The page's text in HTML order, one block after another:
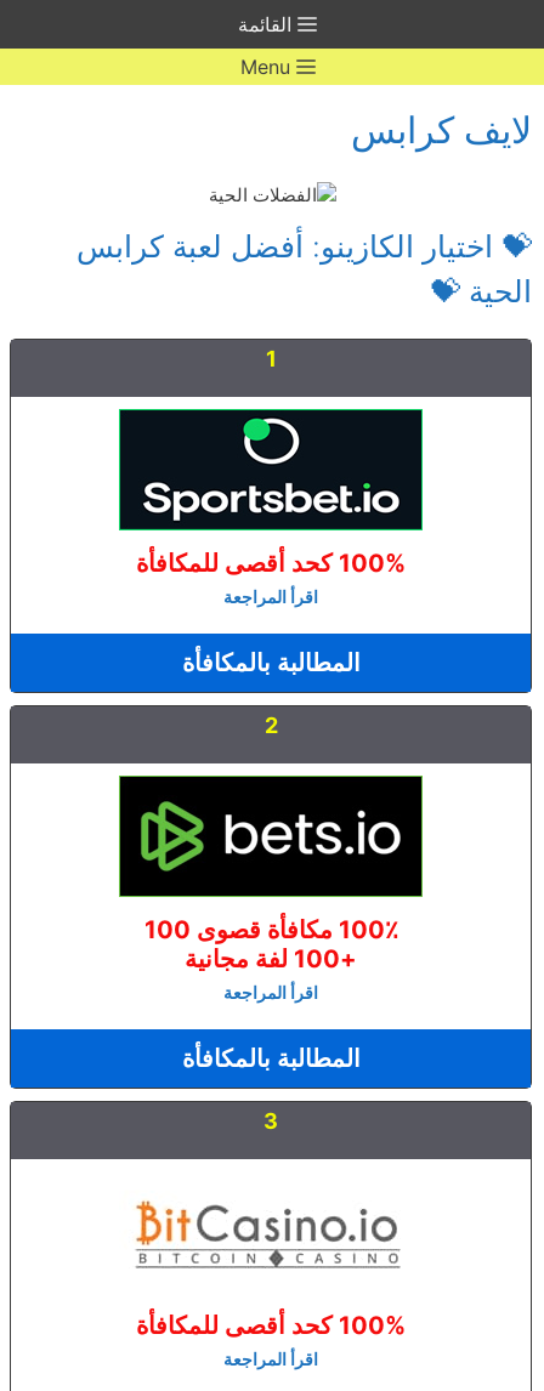
القائمة
Menu
لايف كرابس
💝 اختيار الكازينو: أفضل لعبة كرابس
الحية 💝
1
100% كحد أقصى للمكافأة
اقرأ المراجعة
المطالبة بالمكافأة
2
100٪ مكافأة قصوى 100
+100 لفة مجانية
اقرأ المراجعة
المطالبة بالمكافأة
3
100% كحد أقصى للمكافأة
اقرأ المراجعة